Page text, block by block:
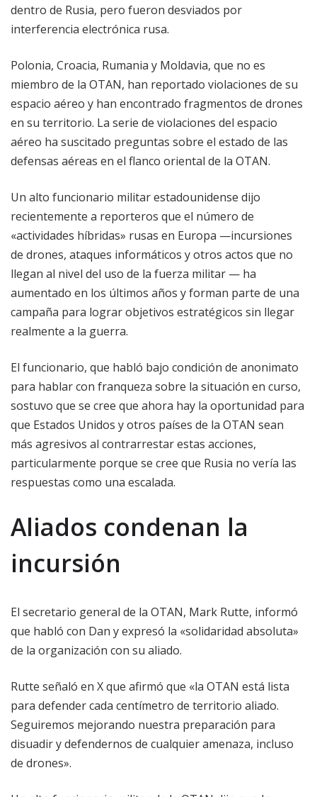
dentro de Rusia, pero fueron desviados por
interferencia electrónica rusa.
Polonia, Croacia, Rumania y Moldavia, que no es
miembro de la OTAN, han reportado violaciones de su
espacio aéreo y han encontrado fragmentos de drones
en su territorio. La serie de violaciones del espacio
aéreo ha suscitado preguntas sobre el estado de las
defensas aéreas en el flanco oriental de la OTAN.
Un alto funcionario militar estadounidense dijo
recientemente a reporteros que el número de
«actividades híbridas» rusas en Europa —incursiones
de drones, ataques informáticos y otros actos que no
llegan al nivel del uso de la fuerza militar — ha
aumentado en los últimos años y forman parte de una
campaña para lograr objetivos estratégicos sin llegar
realmente a la guerra.
El funcionario, que habló bajo condición de anonimato
para hablar con franqueza sobre la situación en curso,
sostuvo que se cree que ahora hay la oportunidad para
que Estados Unidos y otros países de la OTAN sean
más agresivos al contrarrestar estas acciones,
particularmente porque se cree que Rusia no vería las
respuestas como una escalada.
Aliados condenan la
incursión
El secretario general de la OTAN, Mark Rutte, informó
que habló con Dan y expresó la «solidaridad absoluta»
de la organización con su aliado.
Rutte señaló en X que afirmó que «la OTAN está lista
para defender cada centímetro de territorio aliado.
Seguiremos mejorando nuestra preparación para
disuadir y defendernos de cualquier amenaza, incluso
de drones».